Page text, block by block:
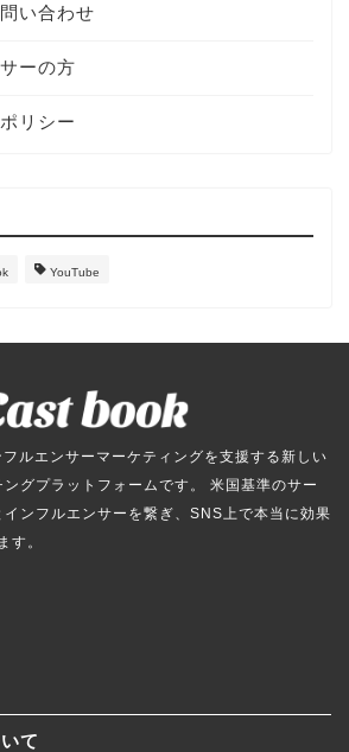
い合わせ
ーの方
リシー
YouTube
ルエンサーマーケティングを支援する新しい
グプラットフォームです。 米国基準のサー
インフルエンサーを繋ぎ、SNS上で本当に効果
す。
て